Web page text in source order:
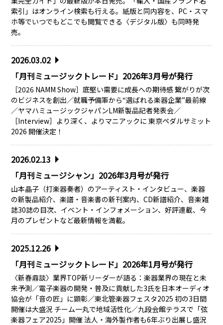
索引」はオンライン検索も行える。紙版と同内容を、PC・スマ
ホ等でいつでもどこでも閲覧できる〈デジタル版〉も同時発
売。
2026.03.02
「月刊ミュージックトレード」2026年3月号が発行
［2026 NAMM Show］底堅い需要に成長への期待感 繋がりが次
のビジネスを創出／就職予備軍から“選ばれる楽器企業”最前線
／ヤマハミュージックジャパンLM新製品記者発表会／
［Interview］より深く、よりマニアックに 東京ペダルサミット
2026 開催決定！
2026.02.13
「月刊ミュージシャン」2026年3月号が発行
山本晶子（打楽器奏者）のアーティスト・インタビュー、楽器
の新製品紹介、楽譜・音楽書の新刊案内、CD新譜紹介、音楽雑
誌30誌の目次、イベント・インフォメーション、好評連載、今
月のプレゼントなど最新情報を満載。
2025.12.26
「月刊ミュージックトレード」2026年1月号が発行
〈新春鼎談〉業界TOP新リーダーが語る：楽器業界の現在と未
来予測／電子楽器の開発・普及に貢献した3氏を日本オーディオ
協会が「音の匠」に顕彰／東北管楽器フェスタ2025 初の3日間
開催は大盛況 チーム一丸で地域活性化／九段会館テラスで「弦
楽器フェア2025」開催 法人・海外製作者も6年ぶり出展し盛況